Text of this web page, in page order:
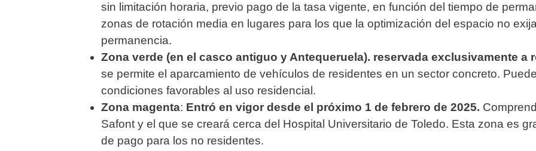
sin limitación horaria, previo pago de la tasa vigente, en función del tiempo de
zonas de rotación media en lugares para los que la optimización del espacio no
permanencia.
Zona verde (en el casco antiguo y Antequeruela). reservada exclusivamente a
se permite el aparcamiento de vehículos de residentes en un sector concreto.
condiciones favorables al uso residencial.
Zona magenta: Entró en vigor desde el próximo 1 de febrero de 2025.
Safont y el que se creará cerca del Hospital Universitario de Toledo. Esta zona es
de pago para los no residentes.